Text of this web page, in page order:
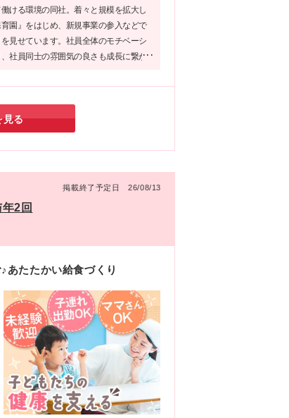
ける環境の同社。着々と規模を拡大し
園』をはじめ、新規事業の参入などで
見せています。社員全体のモチベーシ
社員同士の雰囲気の良さも成長に繋が
しさを活かして成長したい方は要チェ
見る
掲載終了予定日 26/08/13
2回
あたたかい給食づくり